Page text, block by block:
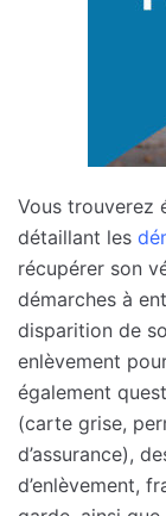
Vous trouverez
détaillant les
récupérer son
démarches à
disparition de
enlèvement
également
(carte grise,
d’assurance),
d’enlèvement,